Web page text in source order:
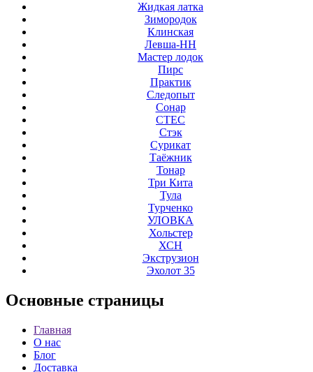
Жидкая латка
Зимородок
Клинская
Левша-НН
Мастер лодок
Пирс
Практик
Следопыт
Сонар
СТЕС
Стэк
Сурикат
Таёжник
Тонар
Три Кита
Тула
Турченко
УЛОВКА
Хольстер
ХСН
Экструзион
Эхолот 35
Основные страницы
Главная
О нас
Блог
Доставка